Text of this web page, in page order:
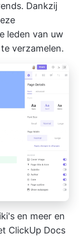
Dankzij
leden van uw
verzamelen.
en meer en
ClickUp Docs